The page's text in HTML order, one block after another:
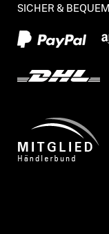
SICHER &